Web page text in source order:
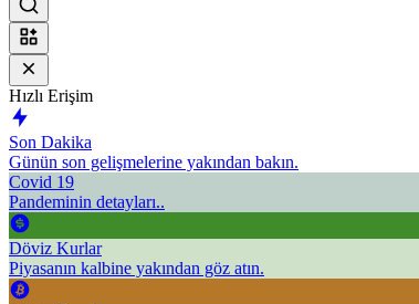
Hızlı Erişim
Son Dakika
Günün son gelişmelerine yakından bakın.
Covid 19
Pandeminin detayları..
Döviz Kurlar
Piyasanın kalbine yakından göz atın.